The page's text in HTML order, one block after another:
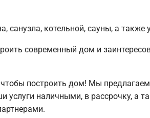
санузла, котельной, сауны, а
современный дом и
построить дом! Мы
наличными, в рассрочку, а